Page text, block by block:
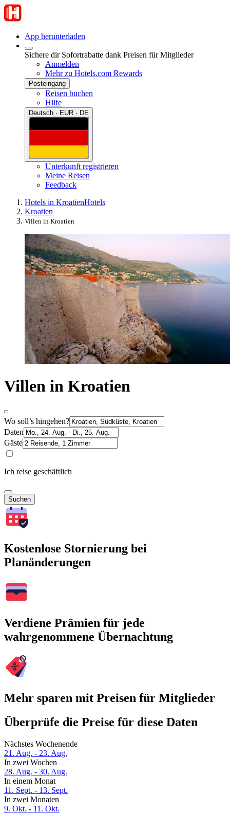
App herunterladen
Sichere dir Sofortrabatte dank Preisen für Mitglieder
Anmelden
Mehr zu Hotels.com Rewards
Posteingang
Reisen buchen
Hilfe
Deutsch · EUR · DE
Unterkunft registrieren
Meine Reisen
Feedback
Hotels in KroatienHotels
Kroatien
Villen in Kroatien
Villen in Kroatien
Wo soll’s hingehen?
Daten
Gäste
Ich reise geschäftlich
Suchen
Kostenlose Stornierung bei
Planänderungen
Verdiene Prämien für jede
wahrgenommene Übernachtung
Mehr sparen mit Preisen für Mitglieder
Überprüfe die Preise für diese Daten
Nächstes Wochenende
21. Aug. - 23. Aug.
In zwei Wochen
28. Aug. - 30. Aug.
In einem Monat
11. Sept. - 13. Sept.
In zwei Monaten
9. Okt. - 11. Okt.